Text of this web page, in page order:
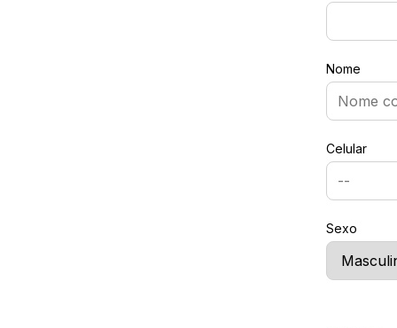
Nome
Celular
Sexo